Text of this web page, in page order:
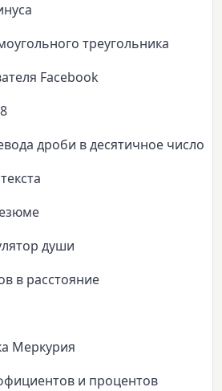
треугольника
Facebook
дроби в десятичное число
души
в расстояние
Меркурия
и процентов